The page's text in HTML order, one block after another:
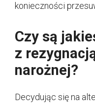
konieczności
Czy są
z
narożnej?
Decydując się na